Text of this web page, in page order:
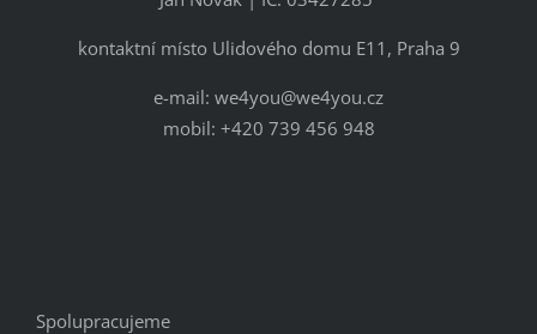
kontaktní místo Ulidového domu E11, Praha 9
e-mail: we4you@we4you.cz
mobil: +420 739 456 948
Spolupracujeme